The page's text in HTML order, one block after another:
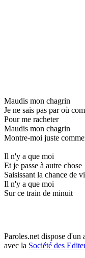
Maudis mon chagrin
Je ne sais pas par où
Pour me racheter
Maudis mon chagrin
Montre-moi juste
Il n'y a que moi
Et je passe à autre chose
Saisissant la chance de
Il n'y a que moi
Sur ce train de minuit
Paroles.net dispose d'un
avec la Société des